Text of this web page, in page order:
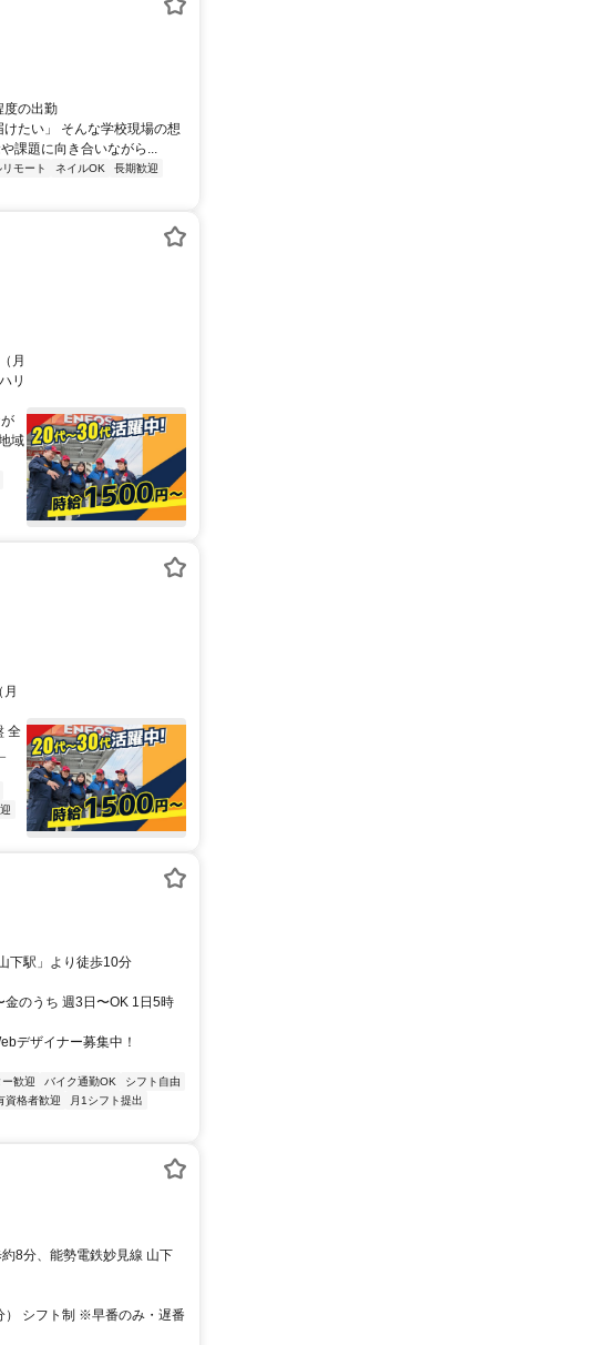
の出勤
たい」 そんな学校現場の想
課題に向き合いながら...
リモート ネイルOK
長期歓迎
月
リ
域
全
下駅」より徒歩10分
のうち 週3日〜OK 1日5時
ザイナー募集中！
歓迎 バイク通勤OK
シフト自由
資格者歓迎
月1シフト提出
8分、能勢電鉄妙見線 山下
） シフト制 ※早番のみ・遅番